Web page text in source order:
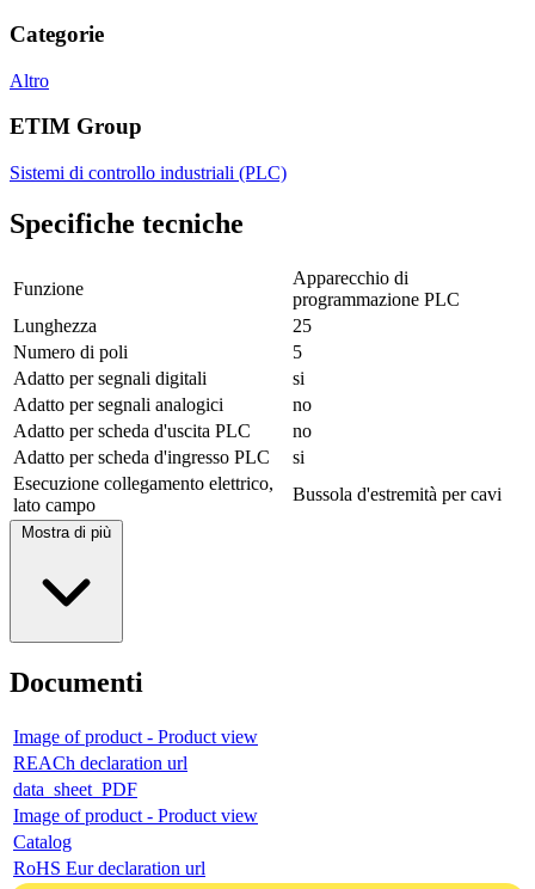
Categorie
Altro
ETIM Group
Sistemi di controllo industriali (PLC)
Specifiche tecniche
Funzione
Apparecchio di
programmazione PLC
Lunghezza
25
Numero di poli
5
Adatto per segnali digitali
si
Adatto per segnali analogici
no
Adatto per scheda d'uscita PLC
no
Adatto per scheda d'ingresso PLC
si
Esecuzione collegamento elettrico,
lato campo
Bussola d'estremità per cavi
Mostra di più
Documenti
Image of product - Product view
REACh declaration url
data_sheet_PDF
Image of product - Product view
Catalog
RoHS Eur declaration url